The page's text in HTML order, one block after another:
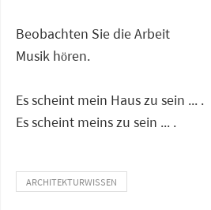
Beobachten Sie die Arbeit
Musik hören.
Es scheint mein Haus zu sein ... .
Es scheint meins zu sein ... .
ARCHITEKTURWISSEN